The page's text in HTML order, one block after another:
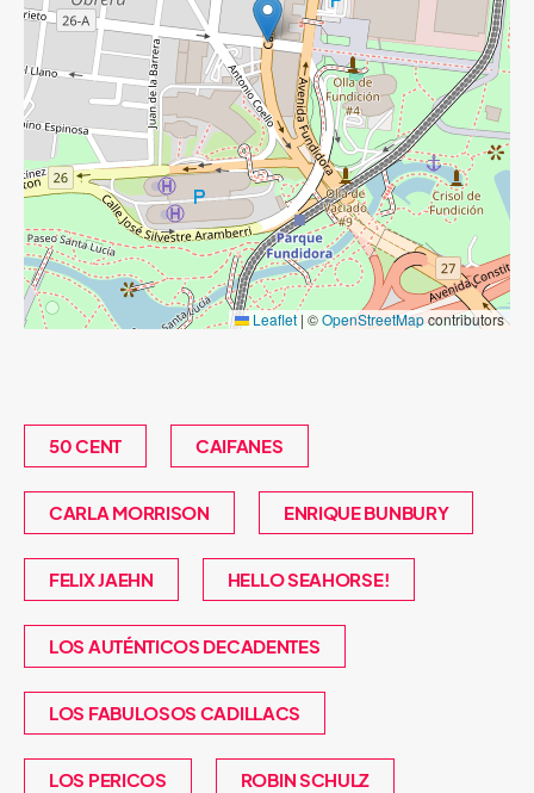
Leaflet | ©OpenStreetMapcontributors
50 CENT CAIFANES
CARLA MORRISON ENRIQUE BUNBURY
FELIX JAEHN HELLO SEAHORSE!
LOS AUTÉNTICOS DECADENTES
LOS FABULOSOS CADILLACS
LOS PERICOS ROBIN SCHULZ